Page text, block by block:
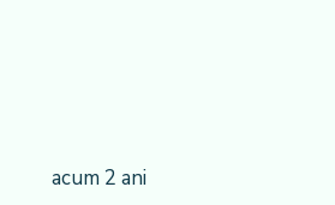
acum 2 ani